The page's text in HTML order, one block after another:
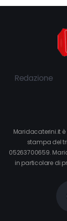
Redazione
Maridacaterini.it
stampa del
05263700659.
in particolare di